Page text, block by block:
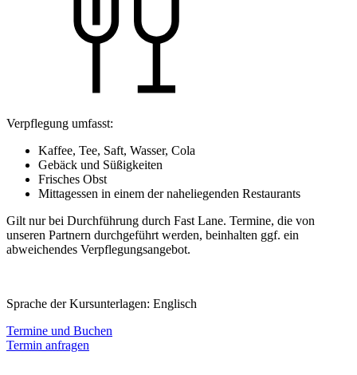
Verpflegung umfasst:
Kaffee, Tee, Saft, Wasser, Cola
Gebäck und Süßigkeiten
Frisches Obst
Mittagessen in einem der naheliegenden Restaurants
Gilt nur bei Durchführung durch Fast Lane. Termine, die von
unseren Partnern durchgeführt werden, beinhalten ggf. ein
abweichendes Verpflegungsangebot.
Sprache der Kursunterlagen: Englisch
Termine und Buchen
Termin anfragen